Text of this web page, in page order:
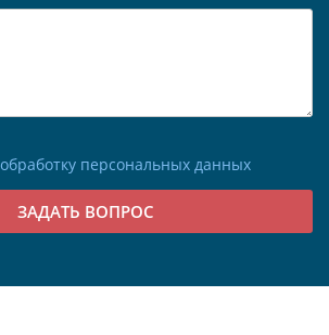
обработку персональных данных